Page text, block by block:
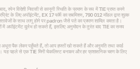
स्पेन विदेशी निवासी से कानूनी स्थिति के प्रमाण के रूप में TIE प्राप्त करने
के लिए अपॉइंटमेंट, EX 17 फॉर्म का सबमिशन, 790 012 मॉडल द्वारा शुल्क
के साथ लागू होने पर padron जैसे पते का प्रमाण शामिल करता है।
में अपॉइंटमेंट दुर्लभ हो सकते हैं, इसलिए अनुमोदन के तुरंत बाद TIE का समय
अधूरा पैक लेकर पहुँचते हैं, तो आप हफ्तों खो सकते हैं और अनुमति तथा कार्ड
यह पहले से एक TIE मिनी चेकलिस्ट बनाकर और हर प्रशासनिक चरण के लिए